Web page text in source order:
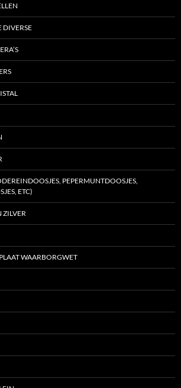
DIVERSE
PEPERMUNTDOOSJES,
ETC)
ZILVER
WAARBORGWET